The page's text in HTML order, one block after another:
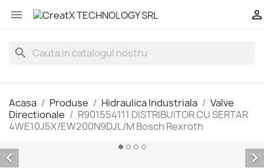
 
search
Acasa Produse Hidraulica Industriala
Valve
Directionale
R901554111 DISTRIBUITOR CU SERTAR
4WE10J5X/EW200N9DJL/M Bosch Rexroth
 